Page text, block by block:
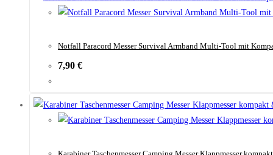
Notfall Paracord Messer Survival Armband Multi-Tool mit
7,90 €